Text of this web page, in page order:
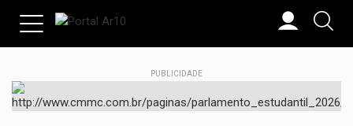
PUBLICIDADE